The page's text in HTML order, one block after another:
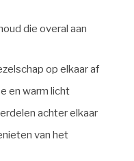
die overal aan
op elkaar af
en warm licht
achter elkaar
van het